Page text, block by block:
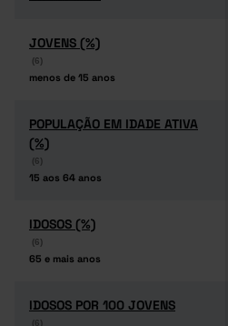
JOVENS (%)
(6)
menos de 15 anos
JOVENS (%)
(6)
menos de 15 anos
POPULAÇÃO EM IDADE ATIVA
(%)
(6)
15 aos 64 anos
POPULAÇÃO EM IDADE ATIVA
(%)
(6)
15 aos 64 anos
IDOSOS (%)
(6)
65 e mais anos
IDOSOS (%)
(6)
65 e mais anos
IDOSOS POR 100 JOVENS
(6)
IDOSOS POR 100 JOVENS
(6)